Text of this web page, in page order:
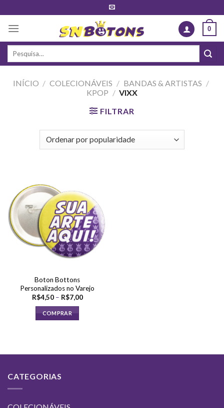
to
content
0
Pesquisar
INÍCIO / COLECIONÁVEIS / BANDAS & ARTISTAS /
KPOP / VIXX
FILTRAR
Boton Bottons
Personalizados no Varejo
R$4,50 – R$7,00Faixa
COMPRAR
várias
As
CATEGORIAS